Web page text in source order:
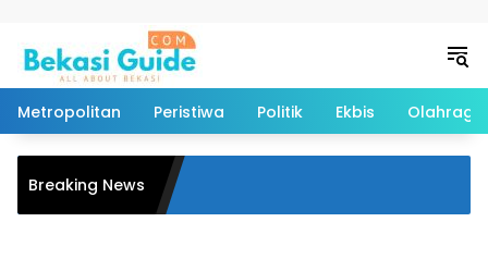
Metropolitan Peristiwa Politik Ekbis Olahraga
Breaking News